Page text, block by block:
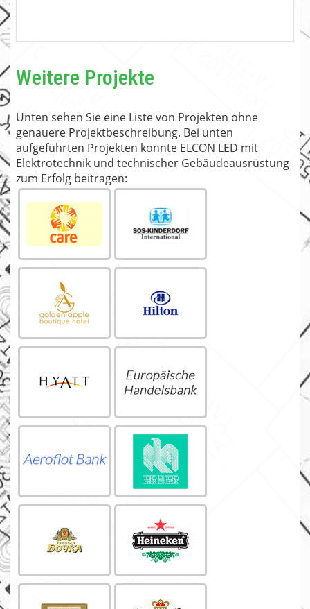
Weitere Projekte
Unten sehen Sie eine Liste von Projekten ohne
genauere Projektbeschreibung. Bei unten
aufgeführten Projekten konnte ELCON LED mit
Elektrotechnik und technischer Gebäudeausrüstung
zum Erfolg beitragen: